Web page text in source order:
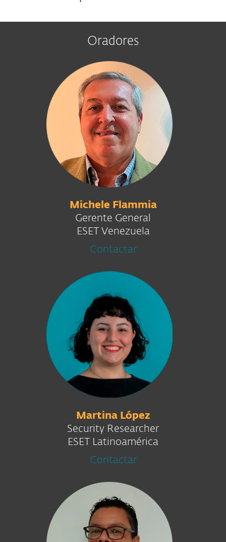
Oradores
Michele Flammia
Gerente General
ESET Venezuela
Contactar
Martina López
Security Researcher
ESET Latinoamérica
Contactar